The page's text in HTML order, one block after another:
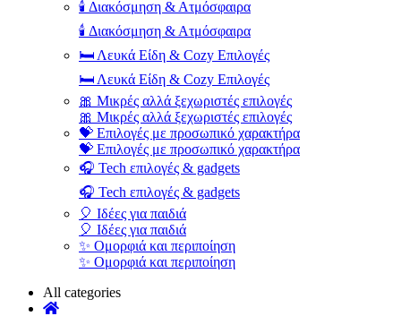
🕯️ Διακόσμηση & Ατμόσφαιρα
🕯️ Διακόσμηση & Ατμόσφαιρα
🛏️ Λευκά Είδη & Cozy Επιλογές
🛏️ Λευκά Είδη & Cozy Επιλογές
🎀 Μικρές αλλά ξεχωριστές επιλογές
🎀 Μικρές αλλά ξεχωριστές επιλογές
💝 Επιλογές με προσωπικό χαρακτήρα
💝 Επιλογές με προσωπικό χαρακτήρα
🎧 Tech επιλογές & gadgets
🎧 Tech επιλογές & gadgets
🎈 Ιδέες για παιδιά
🎈 Ιδέες για παιδιά
✨ Ομορφιά και περιποίηση
✨ Ομορφιά και περιποίηση
All categories